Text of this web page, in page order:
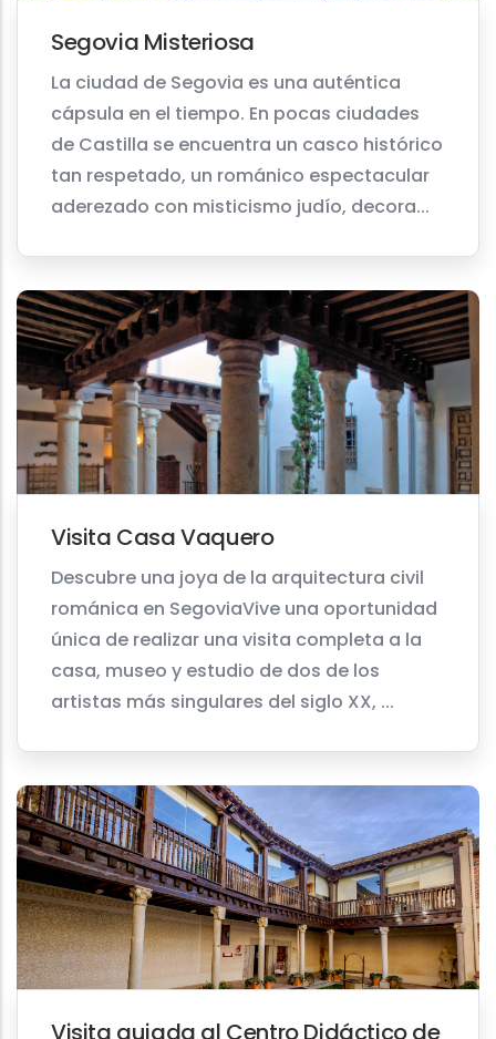
Segovia Misteriosa
La ciudad de Segovia es una auténtica
cápsula en el tiempo. En pocas ciudades
de Castilla se encuentra un casco histórico
tan respetado, un románico espectacular
aderezado con misticismo judío, decora...
Visita Casa Vaquero
Descubre una joya de la arquitectura civil
románica en SegoviaVive una oportunidad
única de realizar una visita completa a la
casa, museo y estudio de dos de los
artistas más singulares del siglo XX, ...
Visita guiada al Centro Didáctico de